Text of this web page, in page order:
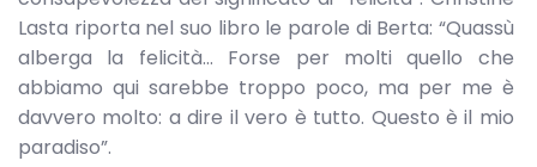
Lasta riporta nel suo libro le parole di Berta: “Quassù
alberga la felicità… Forse per molti quello che
abbiamo qui sarebbe troppo poco, ma per me è
davvero molto: a dire il vero è tutto. Questo è il mio
paradiso”.